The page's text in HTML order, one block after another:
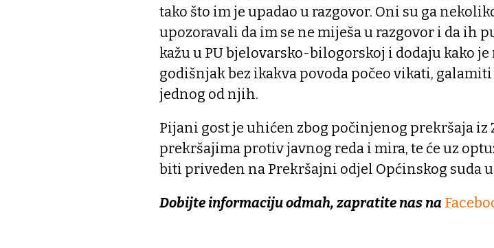
tako što im je upadao u razgovor. Oni su ga
upozoravali da im se ne miješa u razgovor i da ih
kažu u PU bjelovarsko-bilogorskoj i dodaju kako je
godišnjak bez ikakva povoda počeo vikati,
jednog od njih.
Pijani gost je uhićen zbog počinjenog prekršaja iz
prekršajima protiv javnog reda i mira, te će uz
biti priveden na Prekršajni odjel Općinskog suda
Dobijte informaciju odmah, zapratite nas na